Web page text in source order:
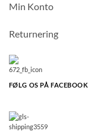
Min Konto
Returnering
FØLG OS PÅ FACEBOOK